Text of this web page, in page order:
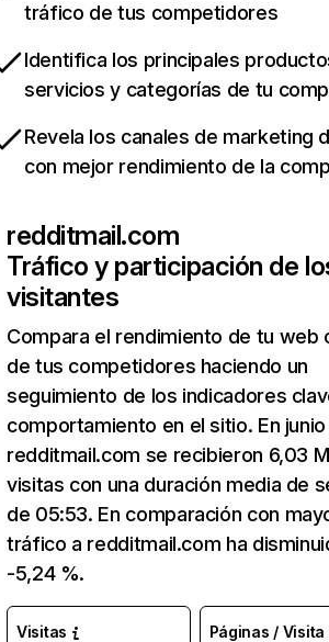
tráfico de tus competidores
Identifica los principales
servicios y categorías de tu
Revela los canales de marketing
con mejor rendimiento de la
redditmail.com
Tráfico y participación de
visitantes
Compara el rendimiento de tu web
de tus competidores haciendo un
seguimiento de los indicadores
comportamiento en el sitio. En junio
redditmail.com se recibieron 6,03 M
visitas con una duración media de
de 05:53. En comparación con
tráfico a redditmail.com ha
-5,24 %.
Visitas Páginas / Visita